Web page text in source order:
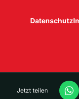
Jetzt teilen
Datenschutz